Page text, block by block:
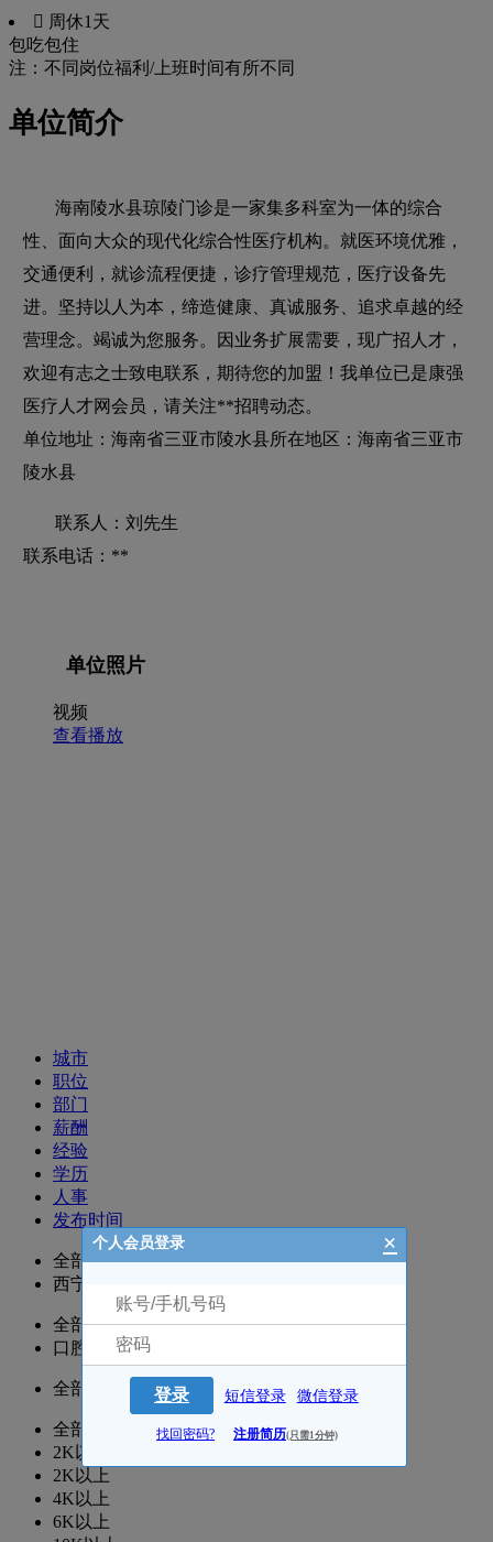
 周休1天
包吃包住
注：不同岗位福利/上班时间有所不同
单位简介
海南陵水县琼陵门诊是一家集多科室为一体的综合
性、面向大众的现代化综合性医疗机构。就医环境优雅，
交通便利，就诊流程便捷，诊疗管理规范，医疗设备先
进。坚持以人为本，缔造健康、真诚服务、追求卓越的经
营理念。竭诚为您服务。因业务扩展需要，现广招人才，
欢迎有志之士致电联系，期待您的加盟！我单位已是康强
医疗人才网会员，请关注**招聘动态。
单位地址：海南省三亚市陵水县所在地区：海南省三亚市
陵水县
联系人：刘先生
联系电话：**
单位照片
视频
查看播放
城市
职位
部门
薪酬
经验
学历
人事
发布时间
全部
西宁
全部
口腔科
全部
全部
2K以下
2K以上
4K以上
6K以上
个人会员登录 ×
登录 短信登录 微信登录
找回密码? 注册简历(只需1分钟)